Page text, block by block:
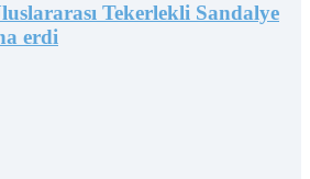
Tekerlekli Sandalye
erdi